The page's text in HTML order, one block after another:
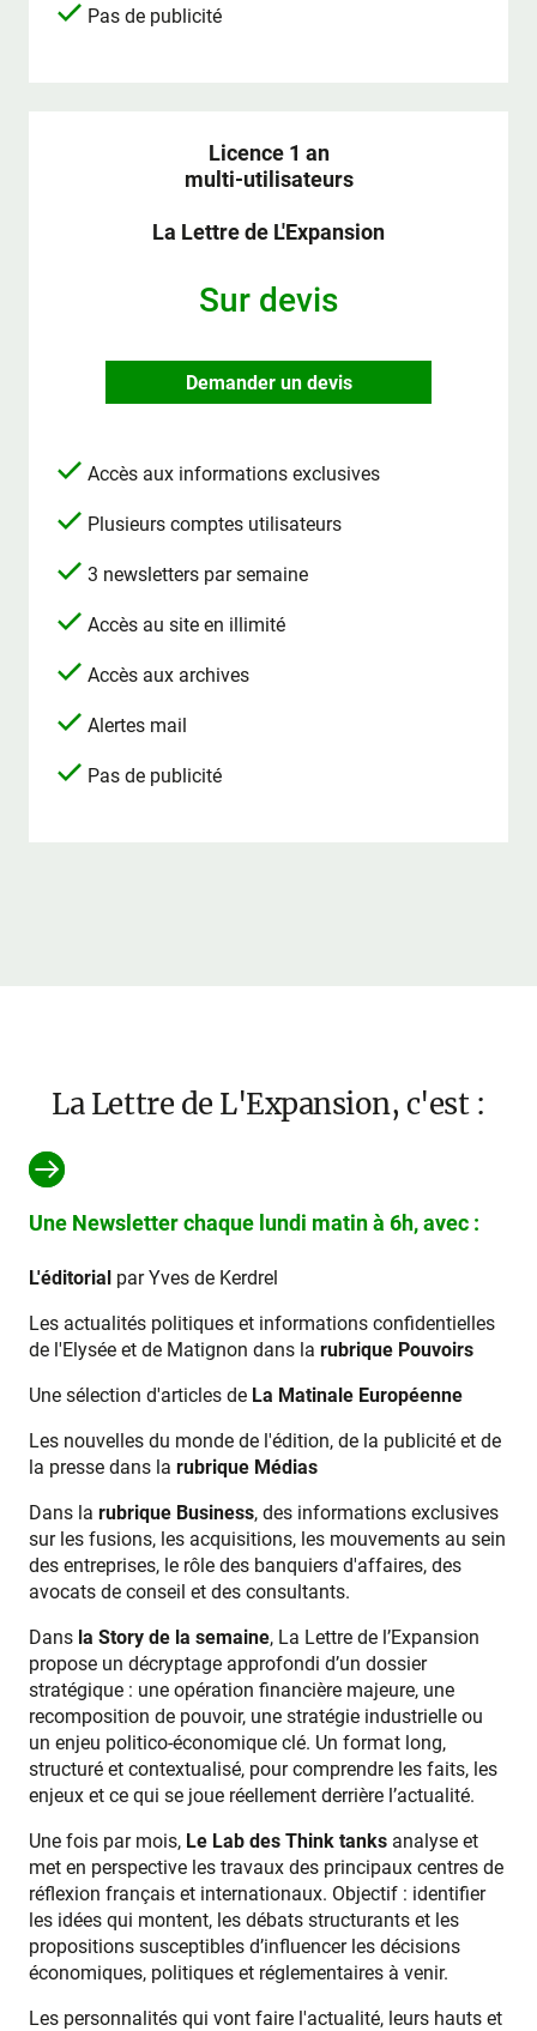
Pas de publicité
Licence 1 an
multi-utilisateurs
La Lettre de L'Expansion
Sur devis
Demander un devis
Accès aux informations exclusives
Plusieurs comptes utilisateurs
3 newsletters par semaine
Accès au site en illimité
Accès aux archives
Alertes mail
Pas de publicité
La Lettre de L'Expansion, c'est :
Une Newsletter chaque lundi matin à 6h, avec :
L'éditorial par Yves de Kerdrel
Les actualités politiques et informations confidentielles
de l'Elysée et de Matignon dans la rubrique Pouvoirs
Une sélection d'articles de La Matinale Européenne
Les nouvelles du monde de l'édition, de la publicité et de
la presse dans la rubrique Médias
Dans la rubrique Business, des informations exclusives
sur les fusions, les acquisitions, les mouvements au sein
des entreprises, le rôle des banquiers d'affaires, des
avocats de conseil et des consultants.
Dans la Story de la semaine, La Lettre de l’Expansion
propose un décryptage approfondi d’un dossier
stratégique : une opération financière majeure, une
recomposition de pouvoir, une stratégie industrielle ou
un enjeu politico-économique clé. Un format long,
structuré et contextualisé, pour comprendre les faits, les
enjeux et ce qui se joue réellement derrière l’actualité.
Une fois par mois, Le Lab des Think tanks analyse et
met en perspective les travaux des principaux centres de
réflexion français et internationaux. Objectif : identifier
les idées qui montent, les débats structurants et les
propositions susceptibles d’influencer les décisions
économiques, politiques et réglementaires à venir.
Les personnalités qui vont faire l'actualité, leurs hauts et